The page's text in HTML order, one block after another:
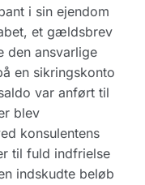
i sin ejendom
et gældsbrev
den ansvarlige
en sikringskonto
var anført til
blev
konsulentens
til fuld indfrielse
indskudte beløb